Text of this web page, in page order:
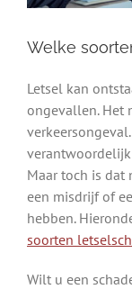
Welke
Letsel kan
ongevallen. Het
Maar toch is dat
een misdrijf of
hebben.
soorten
Wilt u een